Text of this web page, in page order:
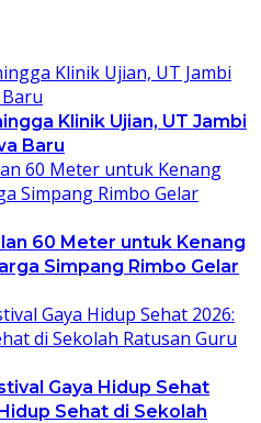
Klinik Ujian, UT Jambi
Baru
60 Meter untuk Kenang
Simpang Rimbo Gelar
Gaya Hidup Sehat
Sehat di Sekolah